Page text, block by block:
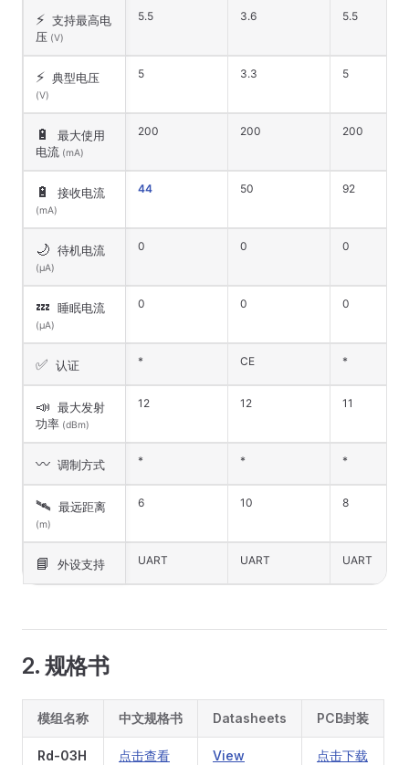
⚡ 支持最高电
压 (V)
⚡ 典型电压
(V)
🔋
最大使用
电流 (mA)
🔋 接收电流
(mA)
🌙 待机电流
(μA)
💤 睡眠电流
(μA)
✅ 认证
📣 最大发射
功率 (dBm)
〰️ 调制方式
🛰️ 最远距离
(m)
📘 外设支持
5.5 3.6 5.5
5 3.3 5
200 200 200
44 50 92
0 0 0
0 0 0
* CE *
12 12 11
* * *
6 10 8
UART UART UART
2. 规格书
模组名称 中文规格书 Datasheets PCB封装
Rd-03H 点击查看 View 点击下载